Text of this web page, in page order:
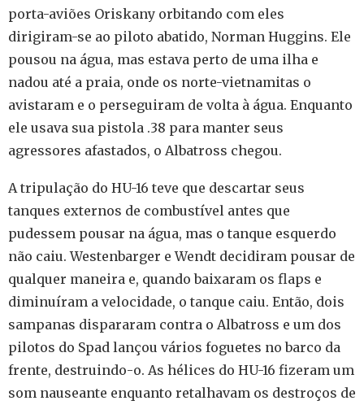
porta-aviões Oriskany orbitando com eles
dirigiram-se ao piloto abatido, Norman Huggins. Ele
pousou na água, mas estava perto de uma ilha e
nadou até a praia, onde os norte-vietnamitas o
avistaram e o perseguiram de volta à água. Enquanto
ele usava sua pistola .38 para manter seus
agressores afastados, o Albatross chegou.
A tripulação do HU-16 teve que descartar seus
tanques externos de combustível antes que
pudessem pousar na água, mas o tanque esquerdo
não caiu. Westenbarger e Wendt decidiram pousar de
qualquer maneira e, quando baixaram os flaps e
diminuíram a velocidade, o tanque caiu. Então, dois
sampanas dispararam contra o Albatross e um dos
pilotos do Spad lançou vários foguetes no barco da
frente, destruindo-o. As hélices do HU-16 fizeram um
som nauseante enquanto retalhavam os destroços de